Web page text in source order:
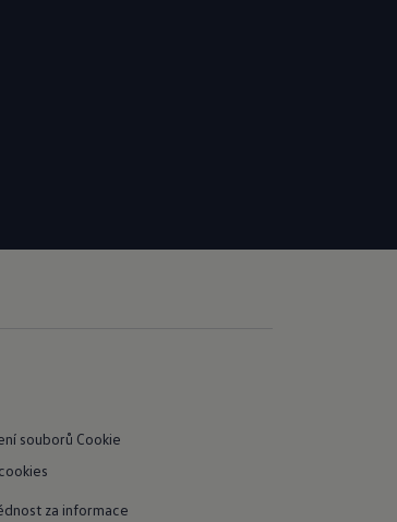
souborů Cookie
za informace